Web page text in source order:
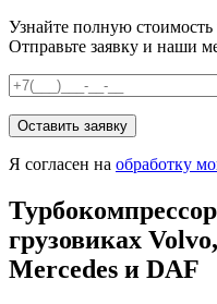
Узнайте полную
Отправьте заявку и наши
Я согласен на обработку
грузовиках
Mercedes и DAF